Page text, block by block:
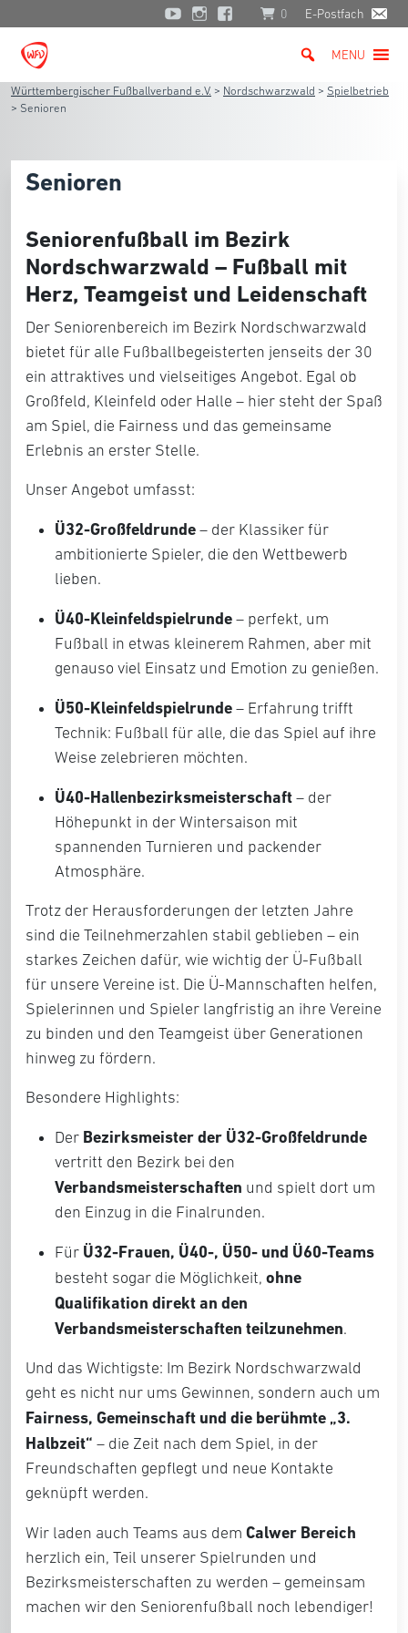
0 E-Postfach
MENU
Württembergischer Fußballverband e.V. > Nordschwarzwald > Spielbetrieb
> Senioren
Senioren
Seniorenfußball im Bezirk
Nordschwarzwald – Fußball mit
Herz, Teamgeist und Leidenschaft
Der Seniorenbereich im Bezirk Nordschwarzwald
bietet für alle Fußballbegeisterten jenseits der 30
ein attraktives und vielseitiges Angebot. Egal ob
Großfeld, Kleinfeld oder Halle – hier steht der Spaß
am Spiel, die Fairness und das gemeinsame
Erlebnis an erster Stelle.
Unser Angebot umfasst:
Ü32-Großfeldrunde – der Klassiker für
ambitionierte Spieler, die den Wettbewerb
lieben.
Ü40-Kleinfeldspielrunde – perfekt, um
Fußball in etwas kleinerem Rahmen, aber mit
genauso viel Einsatz und Emotion zu genießen.
Ü50-Kleinfeldspielrunde – Erfahrung trifft
Technik: Fußball für alle, die das Spiel auf ihre
Weise zelebrieren möchten.
Ü40-Hallenbezirksmeisterschaft – der
Höhepunkt in der Wintersaison mit
spannenden Turnieren und packender
Atmosphäre.
Trotz der Herausforderungen der letzten Jahre
sind die Teilnehmerzahlen stabil geblieben – ein
starkes Zeichen dafür, wie wichtig der Ü-Fußball
für unsere Vereine ist. Die Ü-Mannschaften helfen,
Spielerinnen und Spieler langfristig an ihre Vereine
zu binden und den Teamgeist über Generationen
hinweg zu fördern.
Besondere Highlights:
Der Bezirksmeister der Ü32-Großfeldrunde
vertritt den Bezirk bei den
Verbandsmeisterschaften und spielt dort um
den Einzug in die Finalrunden.
Für Ü32-Frauen, Ü40-, Ü50- und Ü60-Teams
besteht sogar die Möglichkeit, ohne
Qualifikation direkt an den
Verbandsmeisterschaften teilzunehmen.
Und das Wichtigste: Im Bezirk Nordschwarzwald
geht es nicht nur ums Gewinnen, sondern auch um
Fairness, Gemeinschaft und die berühmte „3.
Halbzeit“ – die Zeit nach dem Spiel, in der
Freundschaften gepflegt und neue Kontakte
geknüpft werden.
Wir laden auch Teams aus dem Calwer Bereich
herzlich ein, Teil unserer Spielrunden und
Bezirksmeisterschaften zu werden – gemeinsam
machen wir den Seniorenfußball noch lebendiger!